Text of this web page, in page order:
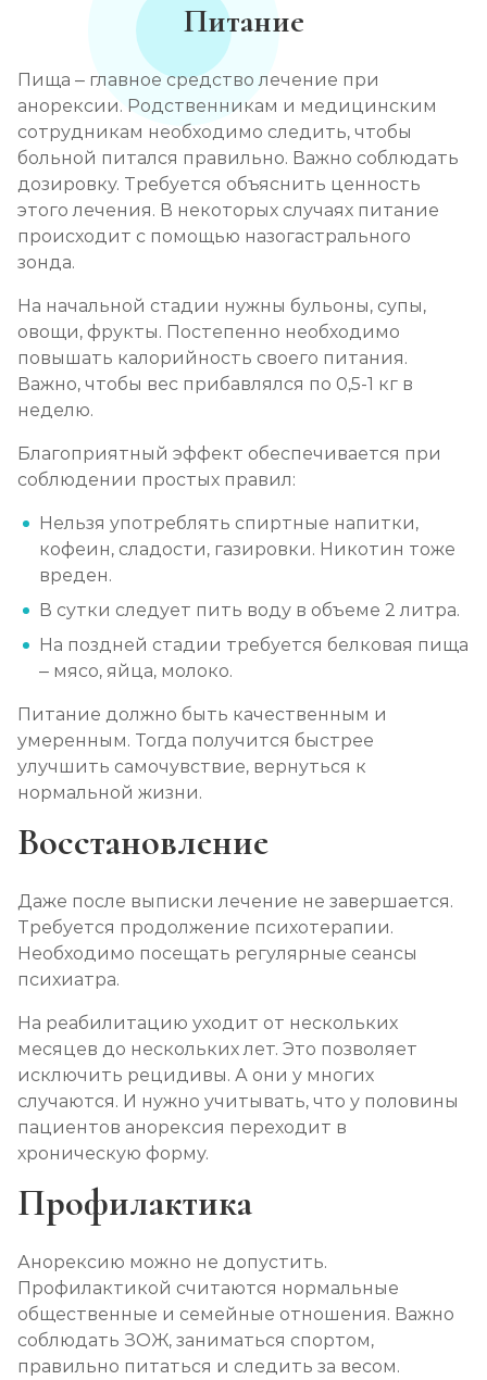
Питание
Пища – главное средство лечение при
анорексии. Родственникам и медицинским
сотрудникам необходимо следить, чтобы
больной питался правильно. Важно соблюдать
дозировку. Требуется объяснить ценность
этого лечения. В некоторых случаях питание
происходит с помощью назогастрального
зонда.
На начальной стадии нужны бульоны, супы,
овощи, фрукты. Постепенно необходимо
повышать калорийность своего питания.
Важно, чтобы вес прибавлялся по 0,5-1 кг в
неделю.
Благоприятный эффект обеспечивается при
соблюдении простых правил:
Нельзя употреблять спиртные напитки,
кофеин, сладости, газировки. Никотин тоже
вреден.
В сутки следует пить воду в объеме 2 литра.
На поздней стадии требуется белковая пища
– мясо, яйца, молоко.
Питание должно быть качественным и
умеренным. Тогда получится быстрее
улучшить самочувствие, вернуться к
нормальной жизни.
Восстановление
Даже после выписки лечение не завершается.
Требуется продолжение психотерапии.
Необходимо посещать регулярные сеансы
психиатра.
На реабилитацию уходит от нескольких
месяцев до нескольких лет. Это позволяет
исключить рецидивы. А они у многих
случаются. И нужно учитывать, что у половины
пациентов анорексия переходит в
хроническую форму.
Профилактика
Анорексию можно не допустить.
Профилактикой считаются нормальные
общественные и семейные отношения. Важно
соблюдать ЗОЖ, заниматься спортом,
правильно питаться и следить за весом.